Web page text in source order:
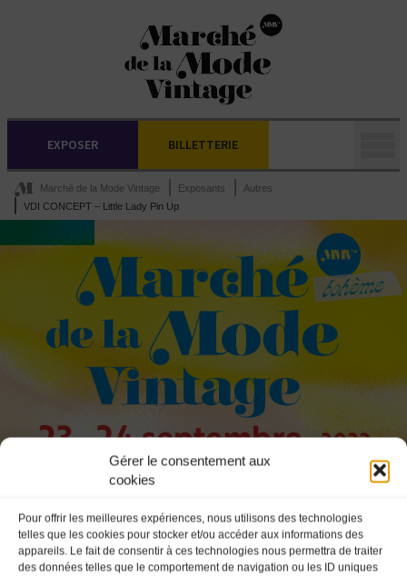
Gérer le consentement aux
cookies
Pour offrir les meilleures expériences, nous utilisons des technologies
telles que les cookies pour stocker et/ou accéder aux informations des
appareils. Le fait de consentir à ces technologies nous permettra de traiter
des données telles que le comportement de navigation ou les ID uniques
EXPOSER BILLETTERIE
Marché de la Mode Vintage Exposants
Autres
VDI CONCEPT – Little Lady Pin Up
VDI CONCEPT –
Little Lady Pin Up
25 Déc 2018